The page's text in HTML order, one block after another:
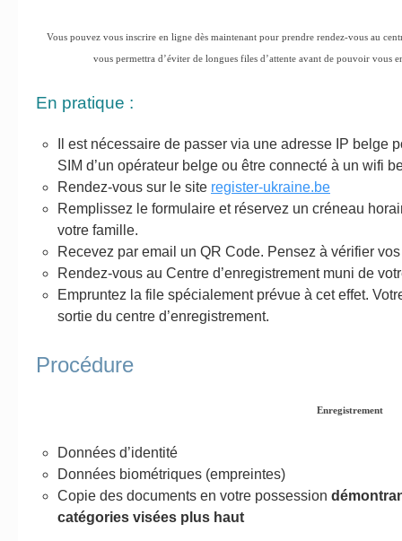
Vous pouvez vous inscrire en ligne dès maintenant pour prendre rendez-vous au
vous permettra d’éviter de longues files d’attente avant de pouvoir vous
En pratique :
Il est nécessaire de passer via une adresse IP belge
SIM d’un opérateur belge ou être connecté à un wifi
Rendez-vous sur le site register-ukraine.be
Remplissez le formulaire et réservez un créneau
votre famille.
Recevez par email un QR Code. Pensez à vérifier
Rendez-vous au Centre d’enregistrement muni de
Empruntez la file spécialement prévue à cet effet.
sortie du centre d’enregistrement.
Procédure
Enregistrement
Données d’identité
Données biométriques (empreintes)
Copie des documents en votre possession
catégories visées plus haut